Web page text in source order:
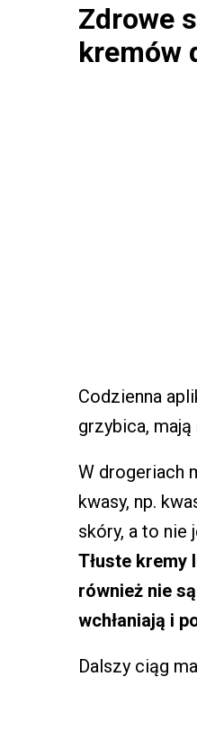
Zdrowe
kremów
Codzienna
grzybica,
W drogeriach
kwasy, np.
skóry, a to nie
Tłuste kremy
również nie
wchłaniają i
Dalszy ciąg